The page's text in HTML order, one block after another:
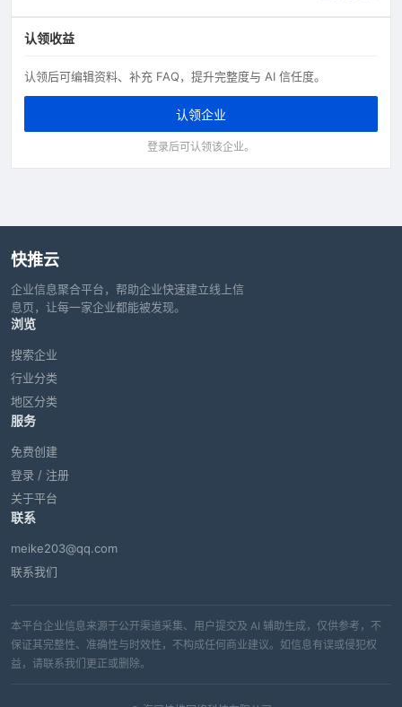
认领收益
认领后可编辑资料、补充 FAQ，提升完整度与 AI 信任度。
认领企业
登录后可认领该企业。
快推云
企业信息聚合平台，帮助企业快速建立线上信
息页，让每一家企业都能被发现。
浏览
搜索企业
行业分类
地区分类
服务
免费创建
登录 / 注册
关于平台
联系
meike203@qq.com
联系我们
本平台企业信息来源于公开渠道采集、用户提交及 AI 辅助生成，仅供参考，不
保证其完整性、准确性与时效性，不构成任何商业建议。如信息有误或侵犯权
益，请联系我们更正或删除。